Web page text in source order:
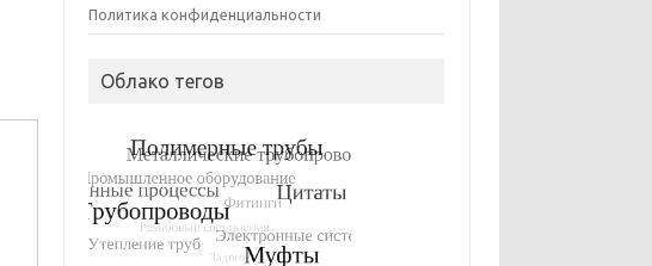
Политика конфиденциальности
Облако тегов